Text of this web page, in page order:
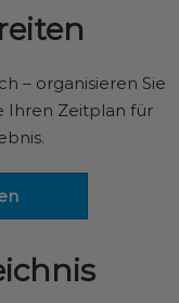
– organisieren Sie
Ihren Zeitplan für